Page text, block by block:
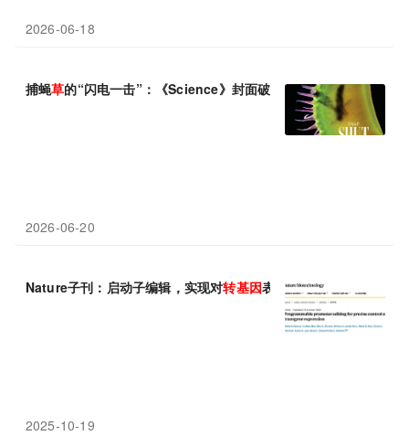
2026-06-18
捕蝇草的“闪电一击”：《Science》封面破解达尔文时代留下的百
2026-06-20
Nature子刊：启动子编辑，实现对转基因表达的精准调控
2025-10-19